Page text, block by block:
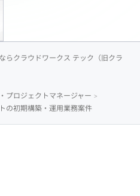
らクラウドワークス テック（旧クラ
プロジェクトマネージャー
の初期構築・運用業務案件